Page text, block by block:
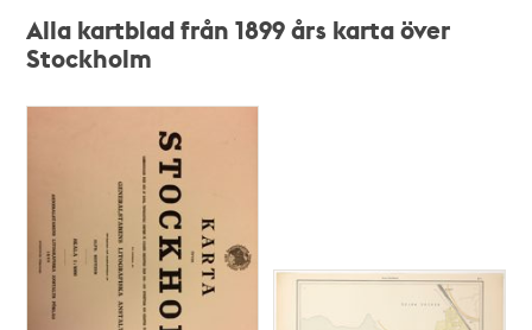
Alla kartblad från 1899 års karta över
Stockholm